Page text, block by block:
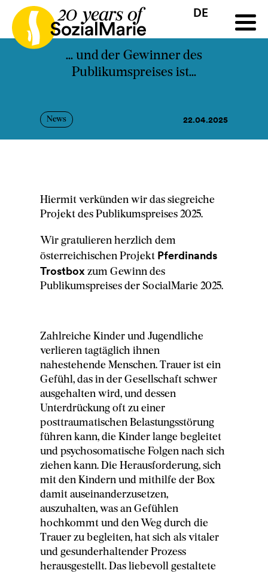
DE
HU SK SL
ProjekteNews Downloads
... und der Gewinner des
Publikumspreises ist...
News 22.04.2025
Hiermit verkünden wir das siegreiche
Projekt des Publikumspreises 2025.
Wir gratulieren herzlich dem
österreichischen Projekt Pferdinands
Trostbox zum Gewinn des
Publikumspreises der SocialMarie 2025.
Zahlreiche Kinder und Jugendliche
verlieren tagtäglich ihnen
nahestehende Menschen. Trauer ist ein
Gefühl, das in der Gesellschaft schwer
ausgehalten wird, und dessen
Unterdrückung oft zu einer
posttraumatischen Belastungsstörung
führen kann, die Kinder lange begleitet
und psychosomatische Folgen nach sich
ziehen kann. Die Herausforderung, sich
mit den Kindern und mithilfe der Box
damit auseinanderzusetzen,
auszuhalten, was an Gefühlen
hochkommt und den Weg durch die
Trauer zu begleiten, hat sich als vitaler
und gesunderhaltender Prozess
herausgestellt. Das liebevoll gestaltete